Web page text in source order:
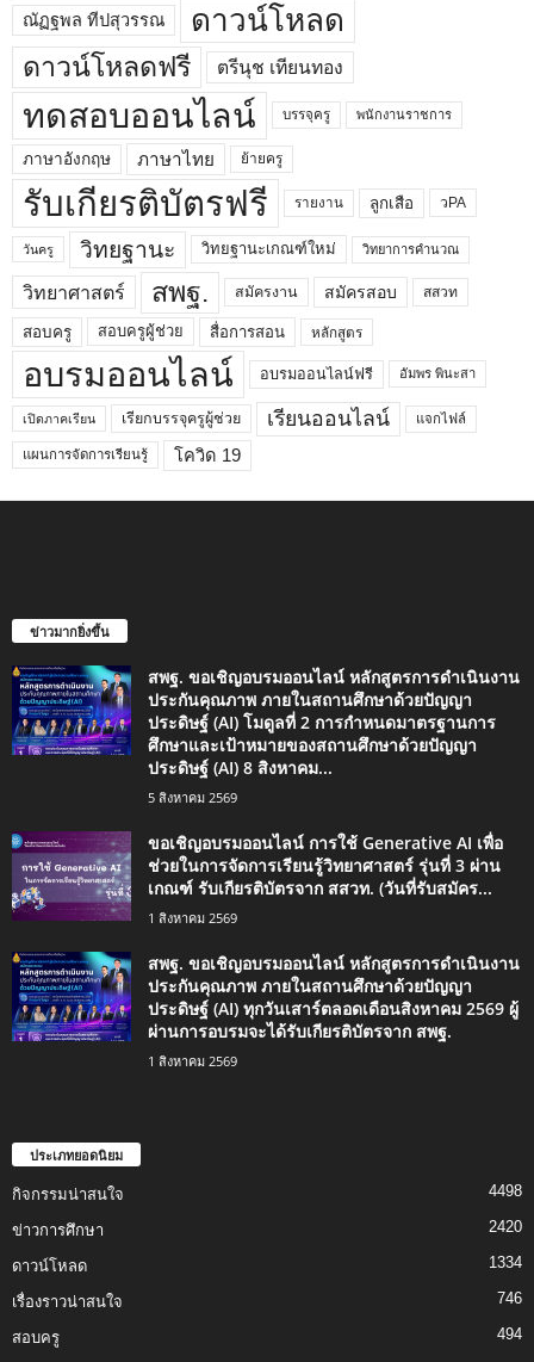
ณัฏฐพล ทีปสุวรรณ ดาวน์โหลด
ดาวน์โหลดฟรี ตรีนุช เทียนทอง
ทดสอบออนไลน์ บรรจุครู พนักงานราชการ
ภาษาอังกฤษ ภาษาไทย ย้ายครู
รับเกียรติบัตรฟรี รายงาน ลูกเสือ วPA
วันครู วิทยฐานะ วิทยฐานะเกณฑ์ใหม่ วิทยาการคำนวณ
วิทยาศาสตร์ สพฐ. สมัครงาน สมัครสอบ สสวท
สอบครู สอบครูผู้ช่วย สื่อการสอน หลักสูตร
อบรมออนไลน์ อบรมออนไลน์ฟรี อัมพร พินะสา
เปิดภาคเรียน เรียกบรรจุครูผู้ช่วย เรียนออนไลน์ แจกไฟล์
แผนการจัดการเรียนรู้ โควิด 19
ข่าวมากยิ่งขึ้น
สพฐ. ขอเชิญอบรมออนไลน์ หลักสูตรการดำเนินงาน
ประกันคุณภาพ ภายในสถานศึกษาด้วยปัญญา
ประดิษฐ์ (AI) โมดูลที่ 2 การกำหนดมาตรฐานการ
ศึกษาและเป้าหมายของสถานศึกษาด้วยปัญญา
ประดิษฐ์ (AI) 8 สิงหาคม...
5 สิงหาคม 2569
ขอเชิญอบรมออนไลน์ การใช้ Generative AI เพื่อ
ช่วยในการจัดการเรียนรู้วิทยาศาสตร์ รุ่นที่ 3 ผ่าน
เกณฑ์ รับเกียรติบัตรจาก สสวท. (วันที่รับสมัคร...
1 สิงหาคม 2569
สพฐ. ขอเชิญอบรมออนไลน์ หลักสูตรการดำเนินงาน
ประกันคุณภาพ ภายในสถานศึกษาด้วยปัญญา
ประดิษฐ์ (AI) ทุกวันเสาร์ตลอดเดือนสิงหาคม 2569 ผู้
ผ่านการอบรมจะได้รับเกียรติบัตรจาก สพฐ.
1 สิงหาคม 2569
ประเภทยอดนิยม
กิจกรรมน่าสนใจ 4498
ข่าวการศึกษา 2420
ดาวน์โหลด 1334
เรื่องราวน่าสนใจ 746
สอบครู
494